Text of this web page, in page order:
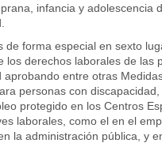
infancia y adolescencia
de forma especial en sexto
los derechos laborales de las
aprobando entre otras
personas con
protegido en los Centros
laborales, como el en el
la administración pública, y